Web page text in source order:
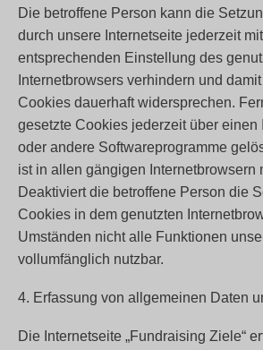
Die betroffene Person kann die
durch unsere Internetseite jederzeit
entsprechenden Einstellung des
Internetbrowsers verhindern und
Cookies dauerhaft widersprechen.
gesetzte Cookies jederzeit über einen
oder andere Softwareprogramme
ist in allen gängigen Internetbrowsern
Deaktiviert die betroffene Person die
Cookies in dem genutzten
Umständen nicht alle Funktionen
vollumfänglich nutzbar.
4. Erfassung von allgemeinen Daten
Die Internetseite „Fundraising Ziele“